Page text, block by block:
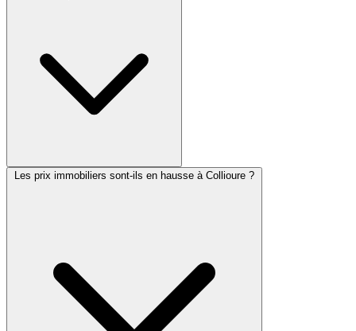
Les prix immobiliers sont-ils en hausse à Collioure ?